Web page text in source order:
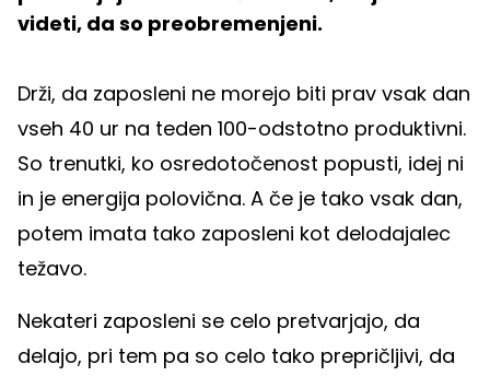
videti, da so preobremenjeni.
Drži, da zaposleni ne morejo biti prav vsak dan
vseh 40 ur na teden 100-odstotno produktivni.
So trenutki, ko osredotočenost popusti, idej ni
in je energija polovična. A če je tako vsak dan,
potem imata tako zaposleni kot delodajalec
težavo.
Nekateri zaposleni se celo pretvarjajo, da
delajo, pri tem pa so celo tako prepričljivi, da